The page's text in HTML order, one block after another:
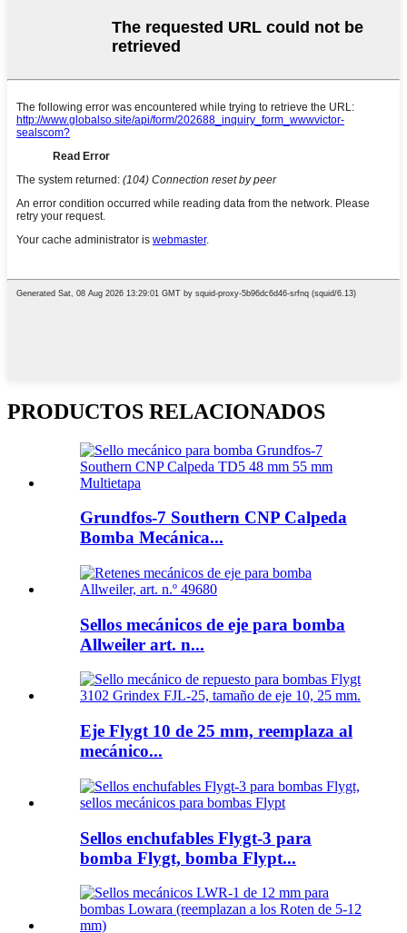
PRODUCTOS RELACIONADOS
Grundfos-7 Southern CNP Calpeda
Bomba Mecánica...
Sellos mecánicos de eje para bomba
Allweiler art. n...
Eje Flygt 10 de 25 mm, reemplaza al
mecánico...
Sellos enchufables Flygt-3 para
bomba Flygt, bomba Flypt...